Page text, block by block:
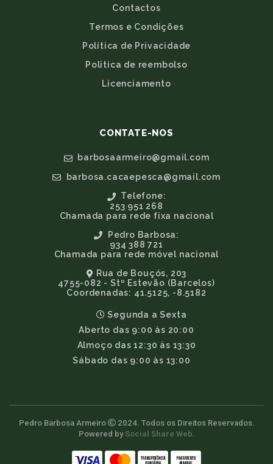
Contactos
Termos e Condições
Política de Privacidade
Politica de reembolso
Licenciamento
CONTATE-NOS
barbosaarmeiro@gmail.com
barbosa.cacaepesca@gmail.com
Telefone:
253 951 268
Chamada para rede fixa nacional
Pedro Barbosa:
934 388 721
Chamada para rede móvel nacional
Rua de Bouçós, 203
4755-082 - Stº Estevão (Barcelos)
Coordenadas: 41.5125, -8.5182
Segunda a Sexta
Aberto das 9:00 às 20:00
Almoço das 12:30 às 13:30
Sábado das 9:00 às 13:00
Pedro Barbosa Armeiro
2024. Todos os Direitos Reservados.
Powered by Social Share Web.